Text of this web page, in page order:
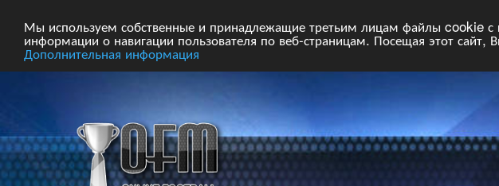
Мы используем собственные и принадлежащие третьим лицам файлы cookie с
информации о навигации пользователя по веб-страницам. Посещая этот сайт,
Дополнительная информация